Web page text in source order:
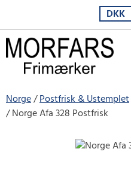
DKK
Norge Postfrisk & Ustemplet
Norge Afa 328 Postfrisk